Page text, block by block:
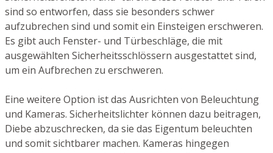
sind so entworfen, dass sie besonders schwer
aufzubrechen sind und somit ein Einsteigen erschweren.
Es gibt auch Fenster- und Türbeschläge, die mit
ausgewählten Sicherheitsschlössern ausgestattet sind,
um ein Aufbrechen zu erschweren.
Eine weitere Option ist das Ausrichten von Beleuchtung
und Kameras. Sicherheitslichter können dazu beitragen,
Diebe abzuschrecken, da sie das Eigentum beleuchten
und somit sichtbarer machen. Kameras hingegen